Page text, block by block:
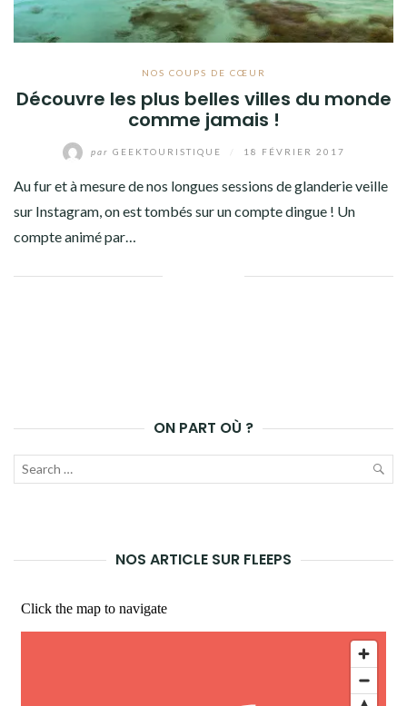
NOS COUPS DE CŒUR
Découvre les plus belles villes du monde
comme jamais !
par GEEKTOURISTIQUE 18 FÉVRIER 2017
Au fur et à mesure de nos longues sessions de glanderie veille
sur Instagram, on est tombés sur un compte dingue ! Un
compte animé par…
ON PART OÙ ?
Recherche
NOS ARTICLE SUR FLEEPS